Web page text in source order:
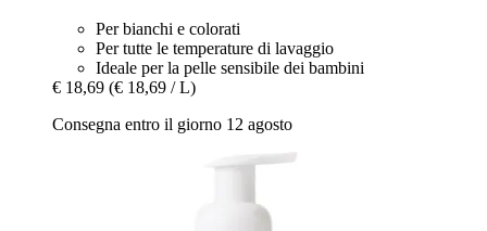
Per bianchi e colorati
Per tutte le temperature di lavaggio
Ideale per la pelle sensibile dei bambini
€ 18,69 (€ 18,69 / L)
Consegna entro il giorno 12 agosto